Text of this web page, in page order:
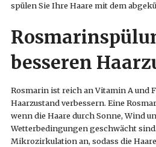
spülen Sie Ihre Haare mit dem
besseren
Rosmarin ist reich an Vitamin A und
Haarzustand verbessern. Eine
wenn die Haare durch Sonne, Wind
Wetterbedingungen geschwächt
Mikrozirkulation an, sodass die